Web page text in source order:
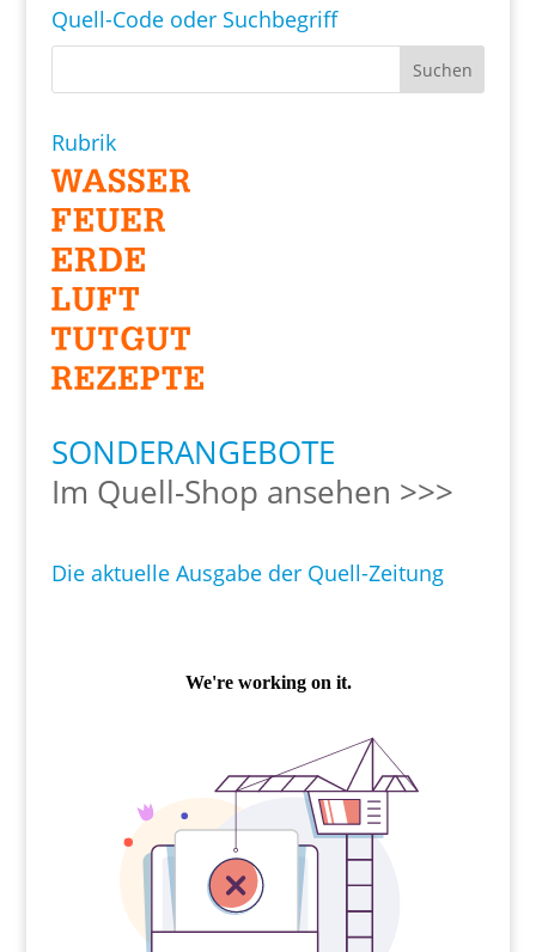
Quell-Code oder Suchbegriff
Rubrik
SONDERANGEBOTE
Im Quell-Shop ansehen >>>
Die aktuelle Ausgabe der Quell-Zeitung